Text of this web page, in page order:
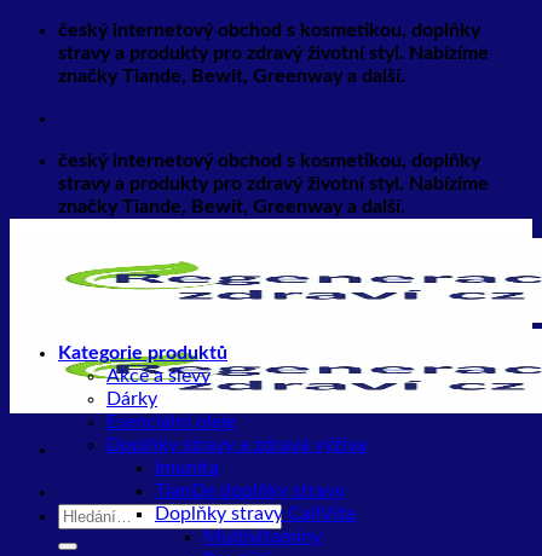
Přeskočit
obsah
český internetový obchod s kosmetikou, doplňky
stravy a produkty pro zdravý životní styl. Nabízíme
značky Tiande, Bewit, Greenway a další.
český internetový obchod s kosmetikou, doplňky
stravy a produkty pro zdravý životní styl. Nabízíme
značky Tiande, Bewit, Greenway a další.
Hledat:
Kategorie produktů
Akce a slevy
Dárky
Esenciální oleje
Doplňky stravy a zdravá výživa
Imunita
TianDe doplňky stravy
Doplňky stravy CaliVita
Multivitamíny